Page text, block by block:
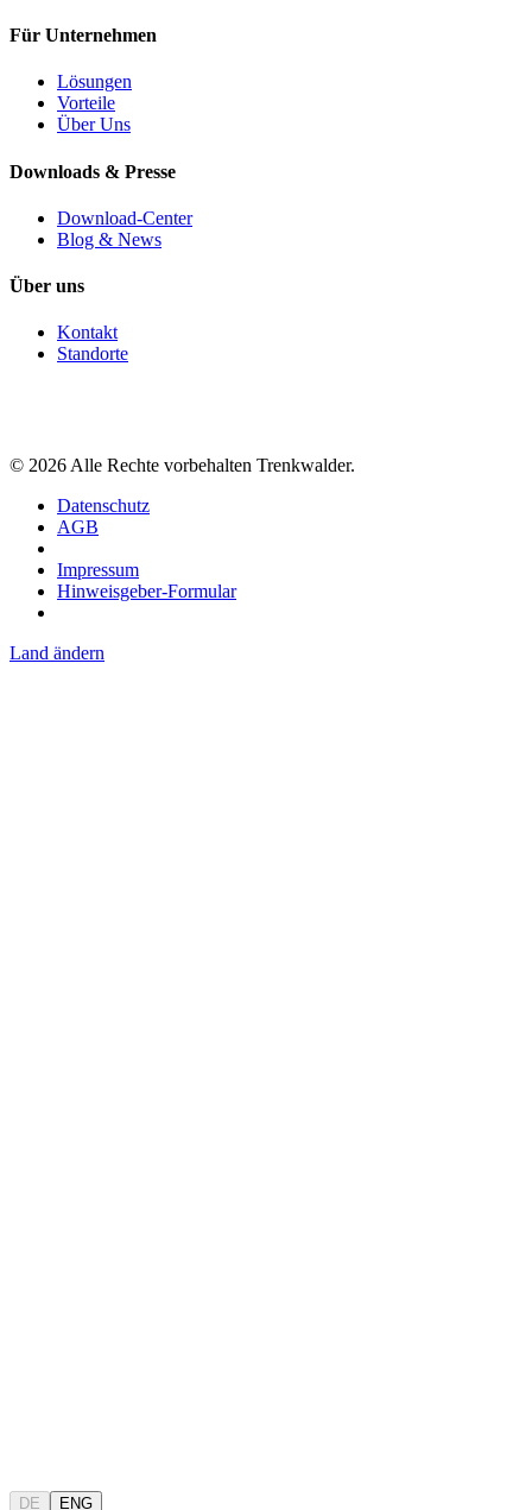
Für Unternehmen
Lösungen
Vorteile
Über Uns
Downloads & Presse
Download-Center
Blog & News
Über uns
Kontakt
Standorte
© 2026 Alle Rechte vorbehalten Trenkwalder.
Datenschutz
AGB
Impressum
Hinweisgeber-Formular
Land ändern
DE ENG